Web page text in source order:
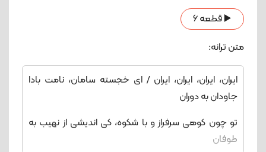
درد و غم، همچو فرهادش از ریشه برکنم
من همان مرغ بی‌بال و پر / شاخ بی برگ و بر، دل‌آزرده‌ام
▶️ قطعه 6
متن ترانه:
ایران، ایران، ایران، ایران / ای خجسته سامان، نامت بادا
جاودان به دوران
تو چون کوهی سرفراز و با شکوه، کی اندیشی از نهیب به
طوفان